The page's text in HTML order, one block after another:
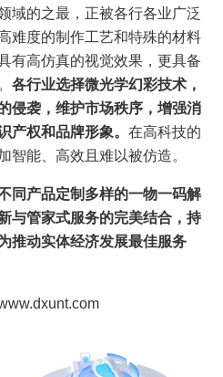
域的之最，正被各行各业广泛
难度的制作工艺和特殊的材料
有高仿真的视觉效果，更具备
各行业选择微光学幻彩技术，
侵袭，维护市场秩序，增强消
产权和品牌形象。 在高科技的
智能、高效且难以被仿造。
同产品定制多样的一物一码解
与管家式服务的完美结合，持
推动实体经济发展最佳服务